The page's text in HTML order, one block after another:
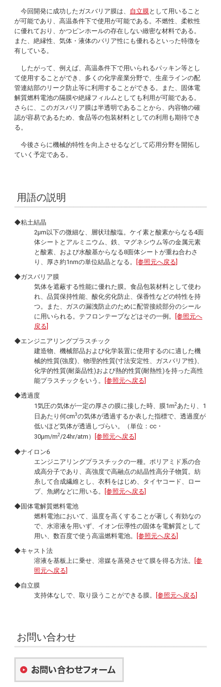
今回開発に成功したガスバリア膜は、 自立膜として用いること
が可能であり、高温条件下で使用が可能である。不燃性、柔軟性
に優れており、かつピンホールの存在しない緻密な材料である。
また、絶縁性、気体・液体のバリア性にも優れるといった特徴を
有している。
したがって、例えば、高温条件下で用いられるパッキン等とし
て使用することができ、多くの化学産業分野で、生産ラインの配
管連結部のリーク防止等に利用することができる。また、固体電
解質燃料電池の隔膜や絶縁フィルムとしても利用が可能である。
さらに、このガスバリア膜は半透明であることから、内容物の確
認が容易であるため、食品等の包装材料としての利用も期待でき
る。
今後さらに機械的特性を向上させるなどして応用分野を開拓し
ていく予定である。
用語の説明
◆粘土結晶
2µm以下の微細な、層状珪酸塩。ケイ素と酸素からなる4面
体シートとアルミニウム、鉄、マグネシウム等の金属元素
と酸素、および水酸基からなる8面体シートが重ね合わさ
り、厚さ約1nmの単位結晶となる。
[参照元へ戻る]
◆ガスバリア膜
気体を遮蔽する性能に優れた膜。食品包装材料として使わ
れ、品質保持性能、酸化劣化防止、保香性などの特性を持
つ。また、ガスの漏洩防止のために配管接続部分のシール
に用いられる。テフロンテープなどはその一例。
[参照元へ
戻る]
◆エンジニアリングプラスチック
建造物、機械部品および化学装置に使用するのに適した機
械的性質(強度)、物理的性質(寸法安定性、ガスバリア性)、
化学的性質(耐薬品性)および熱的性質(耐熱性)を持った高性
能プラスチックをいう。
[参照元へ戻る]
◆透過度
1気圧の気体が一定の厚さの膜に接した時、膜1m2あたり、1
日あたり何cm3の気体が透過するか表した指標で、透過度が
低いほど気体が透過しづらい。（単位：cc・
30µm/m2/24hr/atm）
[参照元へ戻る]
◆ナイロン6
エンジニアリングプラスチックの一種。ポリアミド系の合
成高分子であり、高強度で高融点の結晶性高分子物質。紡
糸して合成繊維とし、衣料をはじめ、タイヤコード、ロー
プ、魚網などに用いる。
[参照元へ戻る]
◆固体電解質燃料電池
燃料電池において、温度を高くすることが著しく有効なの
で、水溶液を用いず、イオン伝導性の固体を電解質として
用い、数百度で使う高温燃料電池。
[参照元へ戻る]
◆キャスト法
溶液を基板上に乗せ、溶媒を蒸発させて膜を得る方法。
[参
照元へ戻る]
◆自立膜
支持体なしで、取り扱うことができる膜。
[参照元へ戻る]
お問い合わせ